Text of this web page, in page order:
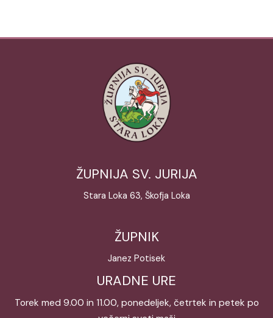
ŽUPNIJA SV. JURIJA
Stara Loka 63, Škofja Loka
ŽUPNIK
Janez Potisek
URADNE URE
Torek med 9.00 in 11.00, ponedeljek, četrtek in petek po